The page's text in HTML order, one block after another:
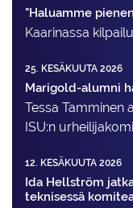
"Haluamme
Kaarinassa
25. KESÄKUUTA 2026
Marigold-alumni
Tessa Tamminen
ISU:n
12. KESÄKUUTA 2026
Ida Hellström
teknisessä